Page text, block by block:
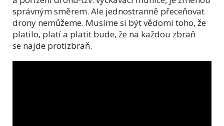
správným směrem. Ale jednostranně přeceňovat
drony nemůžeme. Musíme si být vědomi toho, že
platilo, platí a platit bude, že na každou zbraň
se najde protizbraň.